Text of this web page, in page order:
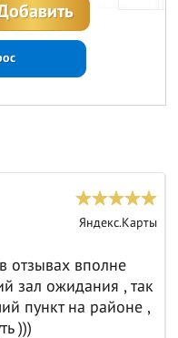
Яндекс.Карты
отзывах вполне
зал ожидания , так
пункт на районе ,
)))